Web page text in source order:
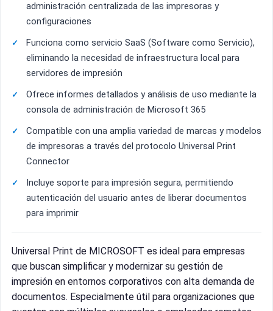
administración centralizada de las impresoras y
configuraciones
Funciona como servicio SaaS (Software como Servicio),
eliminando la necesidad de infraestructura local para
servidores de impresión
Ofrece informes detallados y análisis de uso mediante la
consola de administración de Microsoft 365
Compatible con una amplia variedad de marcas y modelos
de impresoras a través del protocolo Universal Print
Connector
Incluye soporte para impresión segura, permitiendo
autenticación del usuario antes de liberar documentos
para imprimir
Universal Print de MICROSOFT es ideal para empresas
que buscan simplificar y modernizar su gestión de
impresión en entornos corporativos con alta demanda de
documentos. Especialmente útil para organizaciones que